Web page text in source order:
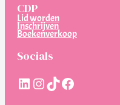
CDP
Lid worden
Inschrijven
Boekenverkoop
Socials
LinkedIn
Instagram
TikTokFacebook